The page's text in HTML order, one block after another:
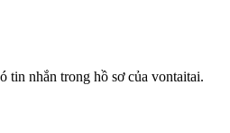
tin nhắn trong hồ sơ của vontaitai.